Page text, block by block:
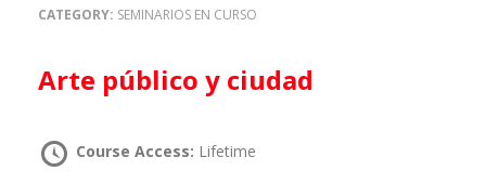
CATEGORY: SEMINARIOS EN CURSO
Arte público y ciudad
Course Access: Lifetime